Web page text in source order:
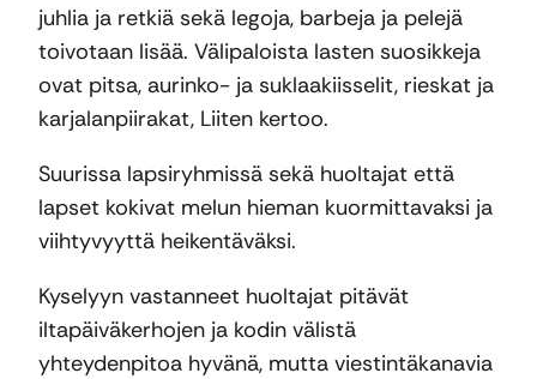
juhlia ja retkiä sekä legoja, barbeja ja pelejä
toivotaan lisää. Välipaloista lasten suosikkeja
ovat pitsa, aurinko- ja suklaakiisselit, rieskat ja
karjalanpiirakat, Liiten kertoo.
Suurissa lapsiryhmissä sekä huoltajat että
lapset kokivat melun hieman kuormittavaksi ja
viihtyvyyttä heikentäväksi.
Kyselyyn vastanneet huoltajat pitävät
iltapäiväkerhojen ja kodin välistä
yhteydenpitoa hyvänä, mutta viestintäkanavia